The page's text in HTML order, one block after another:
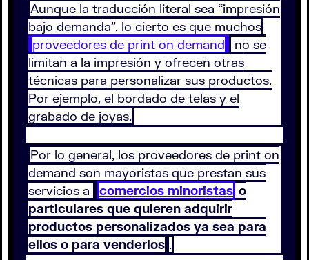
Aunque la traducción literal sea “impresión
bajo demanda”, lo cierto es que muchos
proveedores de print on demand
no se
limitan a la impresión y ofrecen otras
técnicas para personalizar sus productos.
Por ejemplo, el bordado de telas y el
grabado de joyas.
Por lo general, los proveedores de print on
demand son mayoristas que prestan sus
servicios a
comercios minoristas o
particulares que quieren adquirir
productos personalizados ya sea para
ellos o para venderlos .